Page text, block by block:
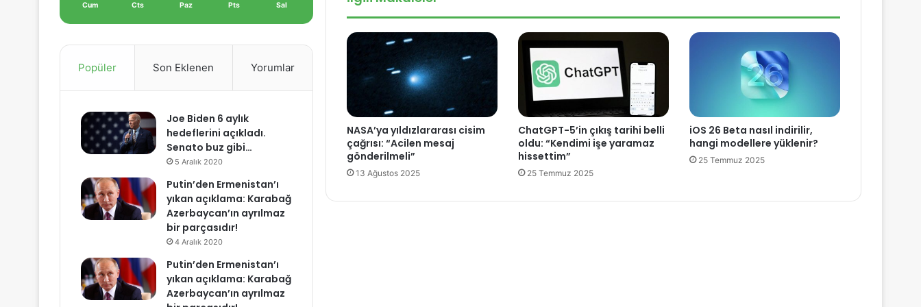
m
e
s
i
a
k
H
u
a
e
a
ş
v
r
a
r
b
a
NASA’ya yıldızlararası cisim
çağrısı: “Acilen mesaj
gönderilmeli”
13 Ağustos 2025
ChatGPT-5’in çıkış tarihi belli
oldu: “Kendimi işe yaramaz
hissettim”
25 Temmuz 2025
iOS 26 Beta nasıl indirilir,
hangi modellere yüklenir?
25 Temmuz 2025
Cum Cts Paz Pts Sal
Popüler Son Eklenen Yorumlar
Joe Biden 6 aylık
hedeflerini açıkladı.
Senato buz gibi…
5 Aralık 2020
Putin’den Ermenistan’ı
yıkan açıklama: Karabağ
Azerbaycan’ın ayrılmaz
bir parçasıdır!
4 Aralık 2020
Putin’den Ermenistan’ı
yıkan açıklama: Karabağ
Azerbaycan’ın ayrılmaz